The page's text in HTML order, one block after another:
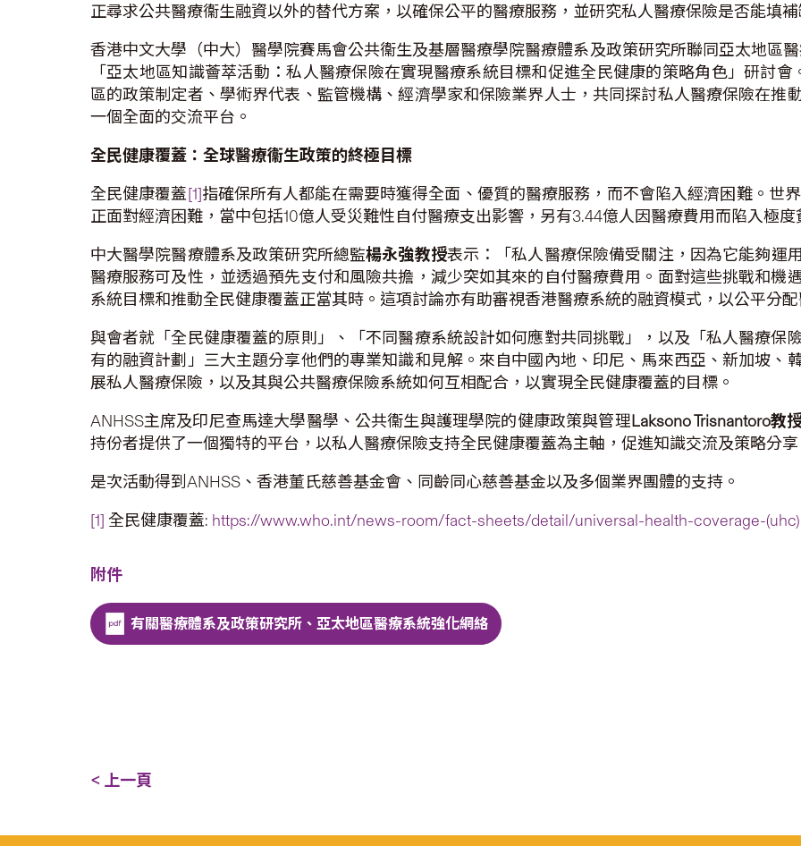
正尋求公共醫療衞生融資以外的替代方案，以確保公平的醫療服務，並研究私人醫療保險是否能填
香港中文大學（中大）醫學院賽馬會公共衞生及基層醫療學院醫療體系及政策研究所聯同亞太地區
「亞太地區知識薈萃活動：私人醫療保險在實現醫療系統目標和促進全民健康的策略角色」研討
區的政策制定者、學術界代表、監管機構、經濟學家和保險業界人士，共同探討私人醫療保險在推
一個全面的交流平台。
全民健康覆蓋：全球醫療衞生政策的終極目標
全民健康覆蓋[1]指確保所有人都能在需要時獲得全面、優質的醫療服務，而不會陷入經濟困難。世
正面對經濟困難，當中包括10億人受災難性自付醫療支出影響，另有3.44億人因醫療費用而陷入極度
中大醫學院醫療體系及政策研究所總監楊永強教授表示：「私人醫療保險備受關注，因為它能夠運
醫療服務可及性，並透過預先支付和風險共擔，減少突如其來的自付醫療費用。面對這些挑戰和機
系統目標和推動全民健康覆蓋正當其時。這項討論亦有助審視香港醫療系統的融資模式，以公平分配
與會者就「全民健康覆蓋的原則」、「不同醫療系統設計如何應對共同挑戰」，以及「私人醫療保
有的融資計劃」三大主題分享他們的專業知識和見解。來自中國內地、印尼、馬來西亞、新加坡、
展私人醫療保險，以及其與公共醫療保險系統如何互相配合，以實現全民健康覆蓋的目標。
ANHSS主席及印尼查馬達大學醫學、公共衞生與護理學院的健康政策與管理Laksono Trisnantoro教
持份者提供了一個獨特的平台，以私人醫療保險支持全民健康覆蓋為主軸，促進知識交流及策略分享
是次活動得到ANHSS、香港董氏慈善基金會、同齡同心慈善基金以及多個業界團體的支持。
[1] 全民健康覆蓋: https://www.who.int/news-room/fact-sheets/detail/universal-health-coverage-(uhc)
附件
有關醫療體系及政策研究所、亞太地區醫療系統強化網絡
< 上一頁